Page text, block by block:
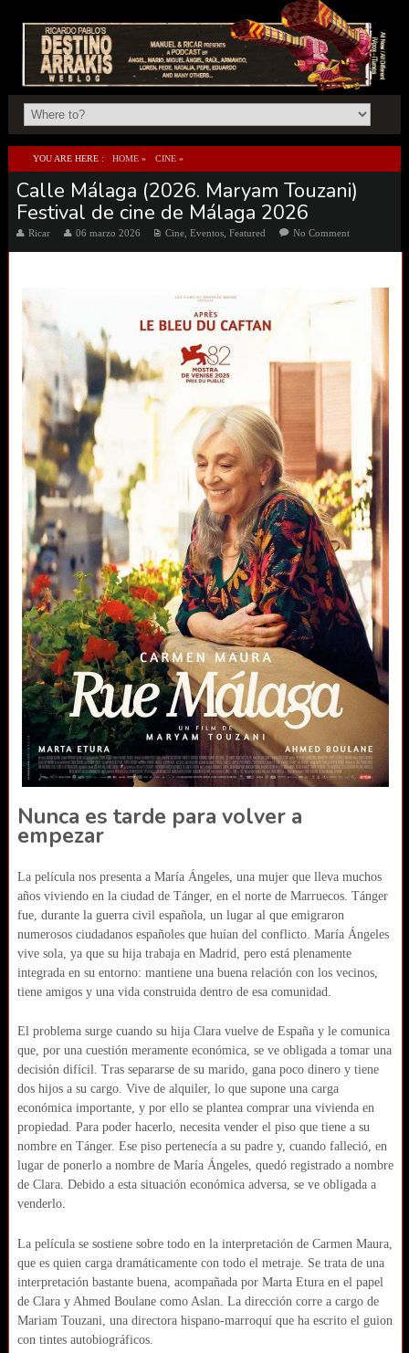
YOU ARE HERE : HOME » CINE »
CALLE MÁLAGA (2026. MARYAM TOUZANI) FESTIVAL DE CINE DE MÁLAGA 2026
Calle Málaga (2026. Maryam Touzani)
Festival de cine de Málaga 2026
Ricar 06 marzo 2026 Cine, Eventos, Featured No Comment
Nunca es tarde para volver a
empezar
La película nos presenta a María Ángeles, una mujer que lleva muchos
años viviendo en la ciudad de Tánger, en el norte de Marruecos. Tánger
fue, durante la guerra civil española, un lugar al que emigraron
numerosos ciudadanos españoles que huían del conflicto. María Ángeles
vive sola, ya que su hija trabaja en Madrid, pero está plenamente
integrada en su entorno: mantiene una buena relación con los vecinos,
tiene amigos y una vida construida dentro de esa comunidad.
El problema surge cuando su hija Clara vuelve de España y le comunica
que, por una cuestión meramente económica, se ve obligada a tomar una
decisión difícil. Tras separarse de su marido, gana poco dinero y tiene
dos hijos a su cargo. Vive de alquiler, lo que supone una carga
económica importante, y por ello se plantea comprar una vivienda en
propiedad. Para poder hacerlo, necesita vender el piso que tiene a su
nombre en Tánger. Ese piso pertenecía a su padre y, cuando falleció, en
lugar de ponerlo a nombre de María Ángeles, quedó registrado a nombre
de Clara. Debido a esta situación económica adversa, se ve obligada a
venderlo.
La película se sostiene sobre todo en la interpretación de Carmen Maura,
que es quien carga dramáticamente con todo el metraje. Se trata de una
interpretación bastante buena, acompañada por Marta Etura en el papel
de Clara y Ahmed Boulane como Aslan. La dirección corre a cargo de
Mariam Touzani, una directora hispano-marroquí que ha escrito el guion
con tintes autobiográficos.